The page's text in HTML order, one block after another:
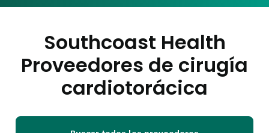
Southcoast Health
Proveedores de cirugía
cardiotorácica